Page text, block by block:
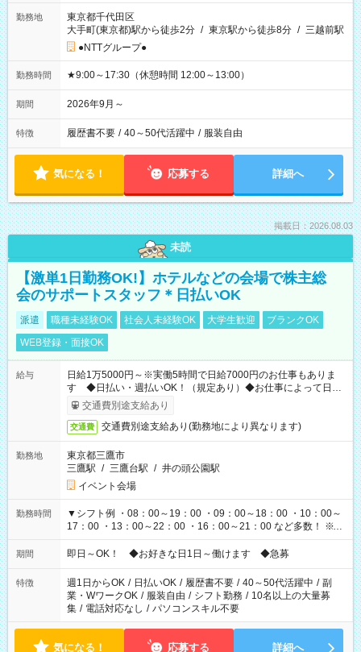
勤務地
東京都千代田区
大手町(東京都)駅から徒歩2分 / 東京駅から徒歩8分 / 三越前駅
●NTTグループ●
勤務時間 ★9:00～17:30（休憩時間 12:00～13:00）
期間 2026年9月～
特徴 履歴書不要 / 40～50代活躍中 / 服装自由
気になる！ 応募する 詳細へ
掲載日：2026.08.03
未読
【激単1日勤務OK!】ホテルなどの会場で株主総
会のサポートスタッフ＊日払いOK
派遣 職種未経験OK 社会人未経験OK 大学生歓迎
ブランクOK
WEB登録・面接OK
給与
日給1万5000円～※実働5時間で日給7000円のお仕事もありま
す ◆日払い・週払いOK！（規定あり）◆お仕事によって日給
も異なります
交通費別途支給あり
交通費 交通費別途支給あり(勤務地により異なります)
勤務地
東京都三鷹市
三鷹駅 / 三鷹台駅 / 井の頭公園駅
イベント会場
勤務時間
▼シフト例 ・08：00～19：00 ・09：00～18：00 ・10：00～
17：00 ・13：00～22：00 ・16：00～21：00 など多数！ ※お
仕事により勤務時間が異なります
期間 即日～OK！ ◆お好きな日1日～働けます ◆急募
特徴 週1日からOK / 日払いOK / 履歴書不要 / 40～50代活躍中 / 副
業・WワークOK / 服装自由 / シフト勤務 / 10名以上の大量募
集 / 電話対応なし / パソコンスキル不要
気になる！ 応募する 詳細へ